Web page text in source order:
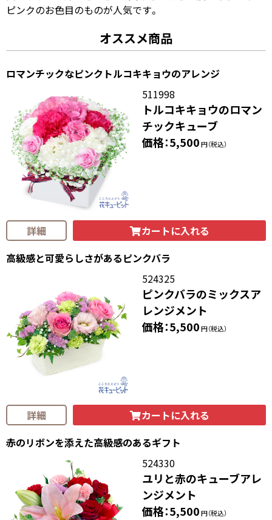
ピンクのお色目のものが人気です。
オススメ商品
ロマンチックなピンクトルコキキョウのアレンジ
511998
トルコキキョウのロマン
チックキューブ
価格：5,500円（税込）
詳細
カートに入れる
高級感と可愛らしさがあるピンクバラ
524325
ピンクバラのミックスア
レンジメント
価格：5,500円（税込）
詳細
カートに入れる
赤のリボンを添えた高級感のあるギフト
524330
ユリと赤のキューブアレ
ンジメント
価格：5,500円（税込）